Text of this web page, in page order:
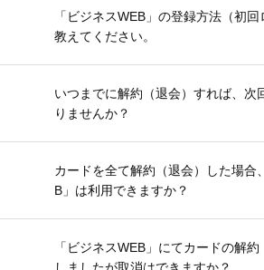
「ビジネスWEB」の登録方法（初
教えてください。
いつまでに解約（退会）すれば、次
りませんか？
カードを全て解約（退会）した場合
B」は利用できますか？
「ビジネスWEB」にてカードの解